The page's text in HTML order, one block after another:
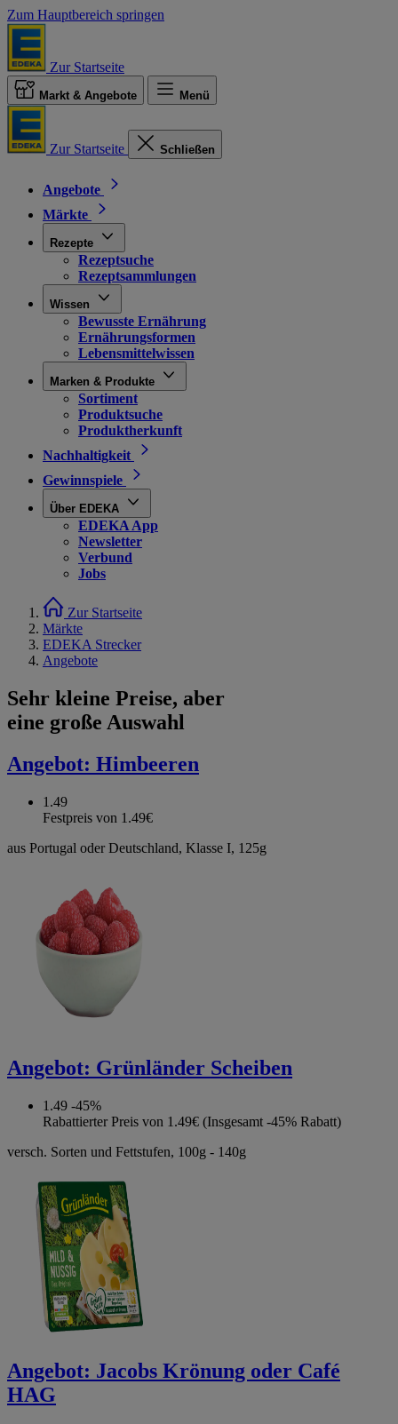
Zum Hauptbereich springen
Zur Startseite
Markt & Angebote Menü
Zur Startseite Schließen
Angebote
Märkte
Rezepte
Rezeptsuche
Rezeptsammlungen
Wissen
Bewusste Ernährung
Ernährungsformen
Lebensmittelwissen
Marken & Produkte
Sortiment
Produktsuche
Produktherkunft
Nachhaltigkeit
Gewinnspiele
Über EDEKA
EDEKA App
Newsletter
Verbund
Jobs
Zur Startseite
Märkte
EDEKA Strecker
Angebote
Sehr kleine Preise, aber
eine große Auswahl
Angebot: Himbeeren
1.49
Festpreis von 1.49€
aus Portugal oder Deutschland, Klasse I, 125g
Angebot: Grünländer Scheiben
1.49 -45%
Rabattierter Preis von 1.49€ (Insgesamt -45% Rabatt)
versch. Sorten und Fettstufen, 100g - 140g
Angebot: Jacobs Krönung oder Café
HAG